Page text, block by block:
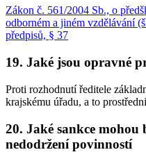
Zákon č. 561/2004 Sb., o
odborném a jiném vzdělávání
předpisů, § 37
19. Jaké jsou opravné
Proti rozhodnutí ředitele
krajskému úřadu, a to
20. Jaké sankce
nedodržení povinností